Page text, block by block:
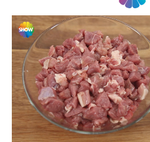
Yüklendi:
2.59%